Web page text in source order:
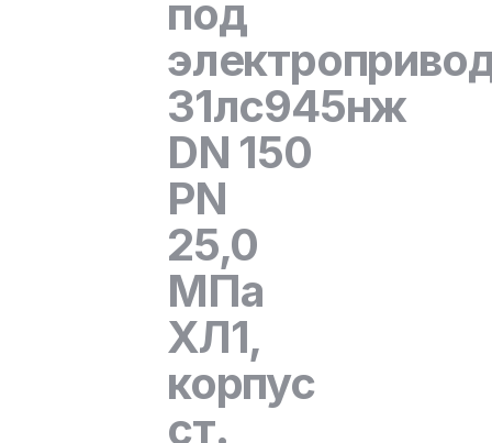
под
31лс945нж
DN 150
PN
25,0
МПа
ХЛ1,
корпус
ст.